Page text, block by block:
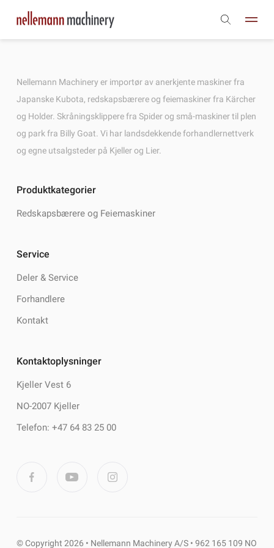
Nellemann Machinery er importør av anerkjente maskiner fra
Japanske Kubota, redskapsbærere og feiemaskiner fra Kärcher
og Holder. Skråningsklippere fra Spider og små-maskiner til plen
og park fra Billy Goat. Vi har landsdekkende forhandlernettverk
og egne utsalgsteder på Kjeller og Lier.
Produktkategorier
Redskapsbærere og Feiemaskiner
Service
Deler & Service
Forhandlere
Kontakt
Kontaktoplysninger
Kjeller Vest 6
NO-2007 Kjeller
Telefon: +47 64 83 25 00
© Copyright 2026 • Nellemann Machinery A/S • 962 165 109 NO